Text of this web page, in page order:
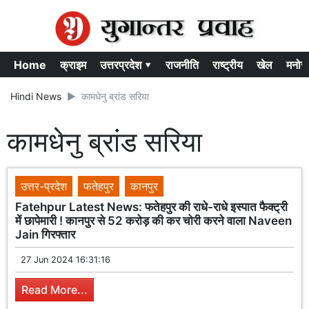
Home क्राइम उत्तरप्रदेश ▾ राजनीति राष्ट्रीय खेल
Hindi News कामधेनु ब्रांड सरिया
कामधेनु ब्रांड सरिया
उत्तर-प्रदेश फतेहपुर
कानपुर
Fatehpur Latest News: फतेहपुर की राधे-राधे इस्पात फैक्ट्री
में छापेमारी ! कानपुर से 52 करोड़ की कर चोरी करने वाला Naveen
Jain गिरफ्तार
27 Jun 2024 16:31:16
Read More...